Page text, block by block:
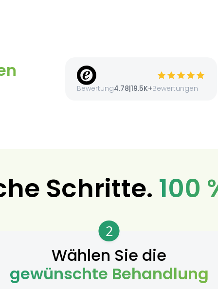
Bewertung4.78|19.5K+Bewertungen
Schritte. 100
2
Wählen Sie die
gewünschte Behandlung